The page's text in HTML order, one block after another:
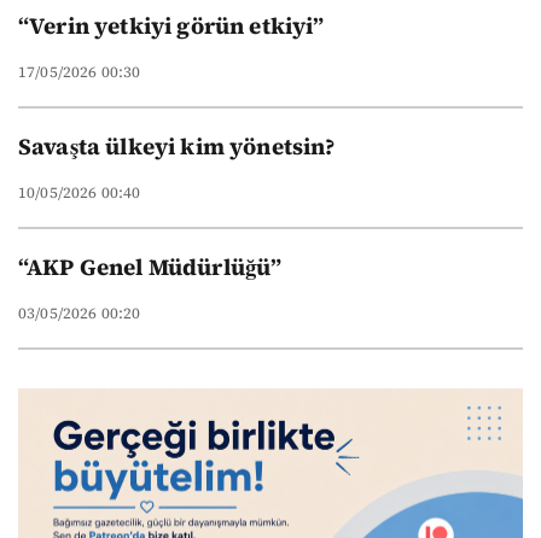
“Verin yetkiyi görün etkiyi”
17/05/2026 00:30
Savaşta ülkeyi kim yönetsin?
10/05/2026 00:40
“AKP Genel Müdürlüğü”
03/05/2026 00:20